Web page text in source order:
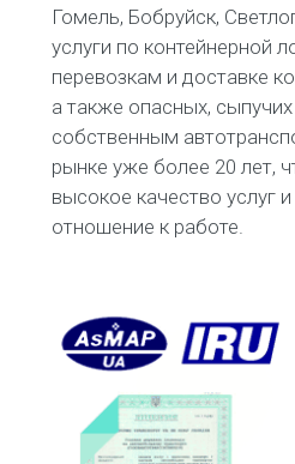
Гомель, Бобруйск,
услуги по контейнерной
перевозкам и доставке
а также опасных,
собственным
рынке уже более 20 лет,
высокое качество услуг
отношение к работе.